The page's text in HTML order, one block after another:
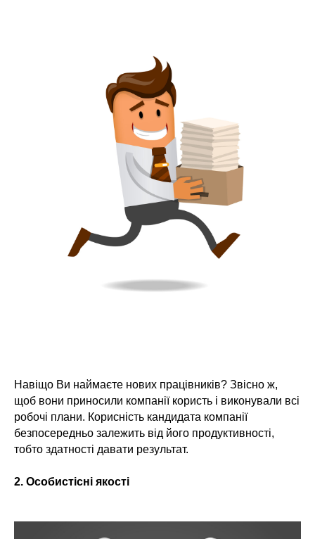
Навіщо Ви наймаєте нових працівників? Звісно ж,
щоб вони приносили компанії користь і виконували всі
робочі плани. Корисність кандидата компанії
безпосередньо залежить від його продуктивності,
тобто здатності давати результат.
2. Особистісні якості